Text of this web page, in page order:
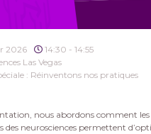
2026
14:30 - 14:55
Las Vegas
: Réinventons nos pratiques
nous abordons comment les
des neurosciences permettent